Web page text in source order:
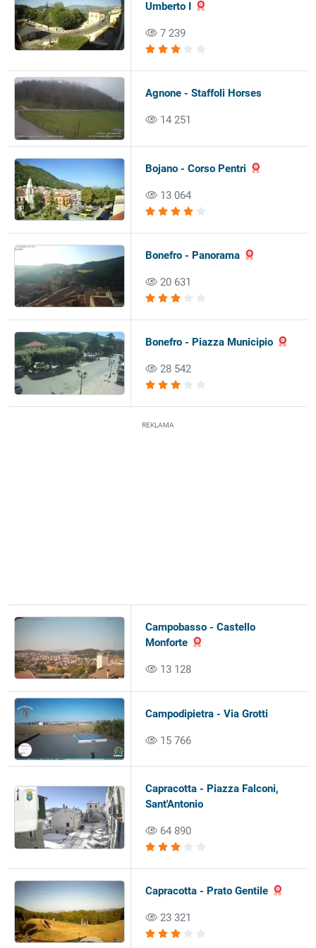
Umberto I
7 239
Agnone - Staffoli Horses
14 251
Bojano - Corso Pentri
13 064
Bonefro - Panorama
20 631
Bonefro - Piazza Municipio
28 542
REKLAMA
Campobasso - Castello
Monforte
13 128
Campodipietra - Via Grotti
15 766
Capracotta - Piazza Falconi,
Sant'Antonio
64 890
Capracotta - Prato Gentile
23 321